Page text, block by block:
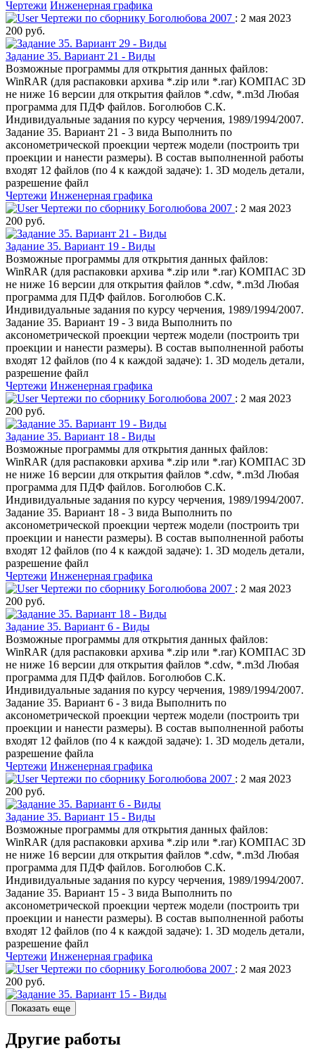
Чертежи Инженерная графика
Чертежи по сборнику Боголюбова 2007 : 2 мая 2023
200 руб.
Задание 35. Вариант 21 - Виды
Возможные программы для открытия данных файлов:
WinRAR (для распаковки архива *.zip или *.rar) КОМПАС 3D
не ниже 16 версии для открытия файлов *.cdw, *.m3d Любая
программа для ПДФ файлов. Боголюбов С.К.
Индивидуальные задания по курсу черчения, 1989/1994/2007.
Задание 35. Вариант 21 - 3 вида Выполнить по
аксонометрической проекции чертеж модели (построить три
проекции и нанести размеры). В состав выполненной работы
входят 12 файлов (по 4 к каждой задаче): 1. 3D модель детали,
разрешение файл
Чертежи Инженерная графика
Чертежи по сборнику Боголюбова 2007 : 2 мая 2023
200 руб.
Задание 35. Вариант 19 - Виды
Возможные программы для открытия данных файлов:
WinRAR (для распаковки архива *.zip или *.rar) КОМПАС 3D
не ниже 16 версии для открытия файлов *.cdw, *.m3d Любая
программа для ПДФ файлов. Боголюбов С.К.
Индивидуальные задания по курсу черчения, 1989/1994/2007.
Задание 35. Вариант 19 - 3 вида Выполнить по
аксонометрической проекции чертеж модели (построить три
проекции и нанести размеры). В состав выполненной работы
входят 12 файлов (по 4 к каждой задаче): 1. 3D модель детали,
разрешение файл
Чертежи Инженерная графика
Чертежи по сборнику Боголюбова 2007 : 2 мая 2023
200 руб.
Задание 35. Вариант 18 - Виды
Возможные программы для открытия данных файлов:
WinRAR (для распаковки архива *.zip или *.rar) КОМПАС 3D
не ниже 16 версии для открытия файлов *.cdw, *.m3d Любая
программа для ПДФ файлов. Боголюбов С.К.
Индивидуальные задания по курсу черчения, 1989/1994/2007.
Задание 35. Вариант 18 - 3 вида Выполнить по
аксонометрической проекции чертеж модели (построить три
проекции и нанести размеры). В состав выполненной работы
входят 12 файлов (по 4 к каждой задаче): 1. 3D модель детали,
разрешение файл
Чертежи Инженерная графика
Чертежи по сборнику Боголюбова 2007 : 2 мая 2023
200 руб.
Задание 35. Вариант 6 - Виды
Возможные программы для открытия данных файлов:
WinRAR (для распаковки архива *.zip или *.rar) КОМПАС 3D
не ниже 16 версии для открытия файлов *.cdw, *.m3d Любая
программа для ПДФ файлов. Боголюбов С.К.
Индивидуальные задания по курсу черчения, 1989/1994/2007.
Задание 35. Вариант 6 - 3 вида Выполнить по
аксонометрической проекции чертеж модели (построить три
проекции и нанести размеры). В состав выполненной работы
входят 12 файлов (по 4 к каждой задаче): 1. 3D модель детали,
разрешение файла
Чертежи Инженерная графика
Чертежи по сборнику Боголюбова 2007 : 2 мая 2023
200 руб.
Задание 35. Вариант 15 - Виды
Возможные программы для открытия данных файлов:
WinRAR (для распаковки архива *.zip или *.rar) КОМПАС 3D
не ниже 16 версии для открытия файлов *.cdw, *.m3d Любая
программа для ПДФ файлов. Боголюбов С.К.
Индивидуальные задания по курсу черчения, 1989/1994/2007.
Задание 35. Вариант 15 - 3 вида Выполнить по
аксонометрической проекции чертеж модели (построить три
проекции и нанести размеры). В состав выполненной работы
входят 12 файлов (по 4 к каждой задаче): 1. 3D модель детали,
разрешение файл
Чертежи Инженерная графика
Чертежи по сборнику Боголюбова 2007 : 2 мая 2023
200 руб.
Показать еще
Другие работы